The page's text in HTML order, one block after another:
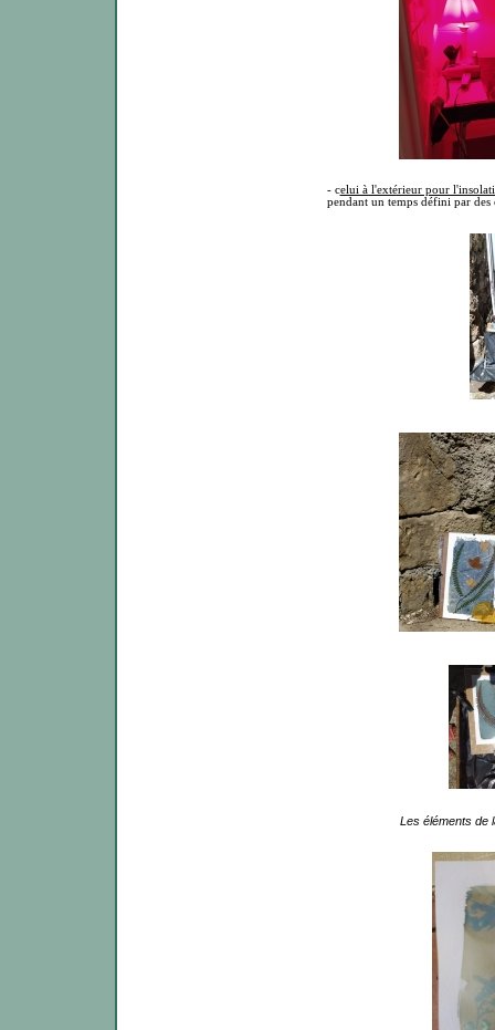
- celui à l'extérieur pour
pendant un temps défini par des
Les éléments de